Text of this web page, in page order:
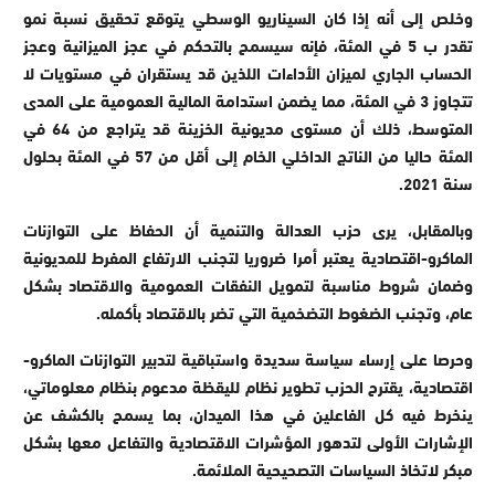
وخلص إلى أنه إذا كان السيناريو الوسطي يتوقع تحقيق نسبة نمو
تقدر ب 5 في المئة، فإنه سيسمح بالتحكم في عجز الميزانية وعجز
الحساب الجاري لميزان الأداءات اللذين قد يستقران في مستويات لا
تتجاوز 3 في المئة، مما يضمن استدامة المالية العمومية على المدى
المتوسط، ذلك أن مستوى مديونية الخزينة قد يتراجع من 64 في
المئة حاليا من الناتج الداخلي الخام إلى أقل من 57 في المئة بحلول
سنة 2021.
وبالمقابل، يرى حزب العدالة والتنمية أن الحفاظ على التوازنات
الماكرو-اقتصادية يعتبر أمرا ضروريا لتجنب الارتفاع المفرط للمديونية
وضمان شروط مناسبة لتمويل النفقات العمومية والاقتصاد بشكل
عام، وتجنب الضغوط التضخمية التي تضر بالاقتصاد بأكمله.
وحرصا على إرساء سياسة سديدة واستباقية لتدبير التوازنات الماكرو-
اقتصادية، يقترح الحزب تطوير نظام لليقظة مدعوم بنظام معلوماتي،
ينخرط فيه كل الفاعلين في هذا الميدان، بما يسمح بالكشف عن
الإشارات الأولى لتدهور المؤشرات الاقتصادية والتفاعل معها بشكل
مبكر لاتخاذ السياسات التصحيحية الملائمة.